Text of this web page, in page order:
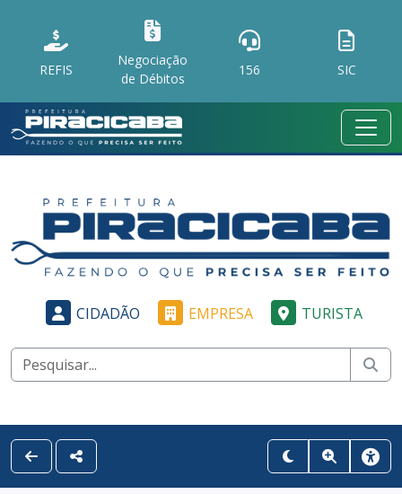
REFIS
Negociação
de Débitos
156 SIC
CIDADÃO EMPRESA TURISTA